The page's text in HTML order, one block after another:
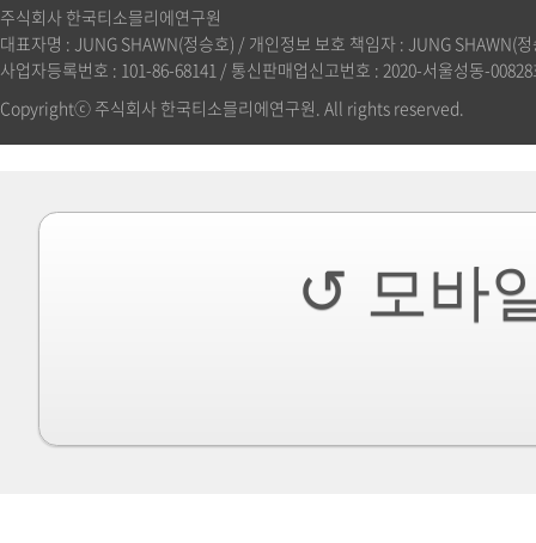
주식회사 한국티소믈리에연구원
대표자명 : JUNG SHAWN(정승호) / 개인정보 보호 책임자 : JUNG
사업자등록번호 : 101-86-68141 / 통신판매업신고번호 : 2020-서울성동-
Copyrightⓒ 주식회사 한국티소믈리에연구원. All rights reserved.
↺ 모바